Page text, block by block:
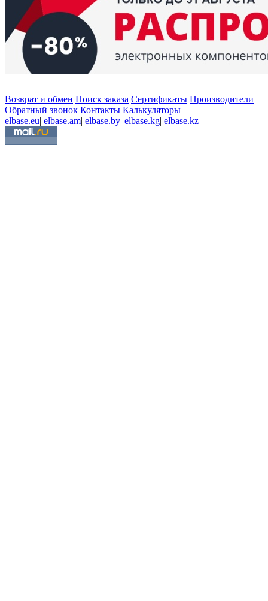
Возврат и обмен Поиск заказа Сертификаты Производители
Обратный звонок Контакты Калькуляторы
elbase.eu| elbase.am| elbase.by| elbase.kg| elbase.kz